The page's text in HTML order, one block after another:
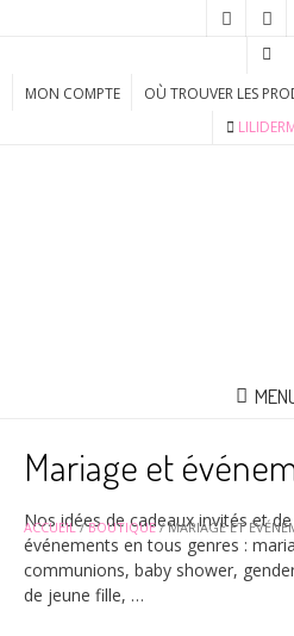
MON COMPTE OÙ TROUVER LES
ACCUEIL/BOUTIQUE/ MARIAGE ET
Mariage et
Nos idées de cadeaux invités et
événements en tous genres :
communions, baby shower,
de jeune fille, …